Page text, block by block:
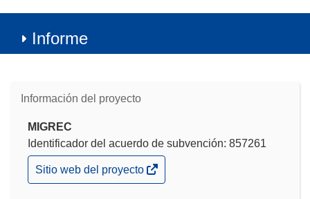
Informe
Información del proyecto
MIGREC
Identificador del acuerdo de subvención: 857261
(se
abrirá
Sitio web del proyecto